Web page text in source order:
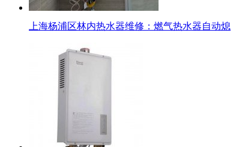
上海杨浦区林内热水器维修：燃气热水器自动熄